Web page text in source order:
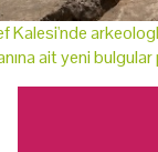
Kalesi'nde
ait yeni